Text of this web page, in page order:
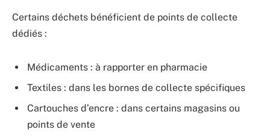
Certains déchets bénéficient de points de collecte
dédiés :
Médicaments : à rapporter en pharmacie
Textiles : dans les bornes de collecte spécifiques
Cartouches d’encre : dans certains magasins ou
points de vente